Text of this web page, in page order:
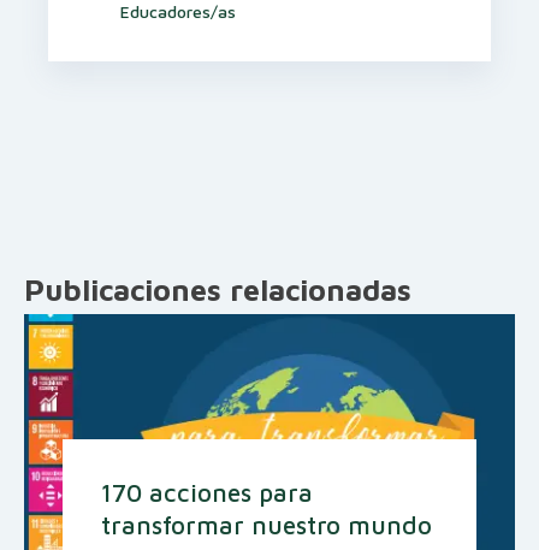
Educadores/as
Publicaciones relacionadas
170 acciones para
transformar nuestro mundo